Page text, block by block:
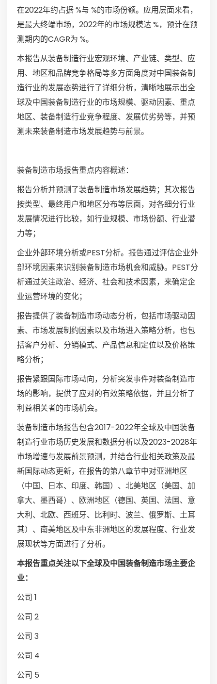
在2022年约占据 %与 %的市场份额。应用层面来看，
是最大终端市场，2022年的市场规模达 %，预计在预
测期内的CAGR为 %。
本报告从装备制造行业宏观环境、产业链、类型、应
用、地区和品牌竞争格局等多方面角度对中国装备制
造行业的发展态势进行了详细分析，清晰地展示出全
球及中国装备制造行业的市场规模、驱动因素、重点
地区、装备制造行业竞争程度、发展优劣势等，并预
测未来装备制造市场发展趋势与前景。
装备制造市场报告重点内容概述：
报告分析并预测了装备制造市场发展趋势；其次报告
按类型、最终用户和地区分布等层面，对各细分行业
发展情况进行比较，如行业规模、市场份额、行业潜
力等；
企业外部环境分析或PEST分析。报告通过评估企业外
部环境因素来识别装备制造市场机会和威胁。PEST分
析通过关注政治、经济、社会和技术因素，来确定企
业运营环境的变化；
报告提供了装备制造市场动态分析，包括市场驱动因
素、市场发展制约因素以及市场进入策略分析，也包
括客户分析、分销模式、产品信息和定位以及价格策
略分析；
报告紧跟国际市场动向，分析突发事件对装备制造市
场的影响，提供了应对的有效策略依据，并且分析了
利益相关者的市场机会。
装备制造市场报告包含2017-2022年全球及中国装备
制造行业市场历史发展和数据分析以及2023-2028年
市场增速与发展前景预测，并结合行业相关政策及最
新国际动态更新，在报告的第八章节中对亚洲地区
（中国、日本、印度、韩国）、北美地区（美国、加
拿大、墨西哥）、欧洲地区（德国、英国、法国、意
大利、北欧、西班牙、比利时、波兰、俄罗斯、土耳
其）、南美地区及中东非洲地区的发展程度、行业发
展现状等方面进行了分析。
本报告重点关注以下全球及中国装备制造市场主要企
业：
公司 1
公司 2
公司 3
公司 4
公司 5